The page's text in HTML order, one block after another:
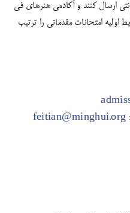
ارسال كنند و آكادمی هنرهای فی
اولیه امتحانات مقدماتی را ترتیب
feitian@minghui.org